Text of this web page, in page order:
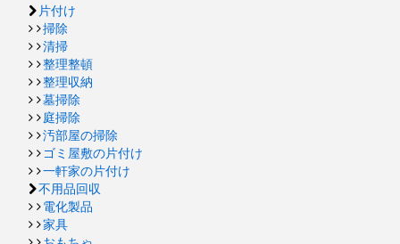
片付け
掃除
清掃
整理整頓
整理収納
墓掃除
庭掃除
汚部屋の掃除
ゴミ屋敷の片付け
一軒家の片付け
不用品回収
電化製品
家具